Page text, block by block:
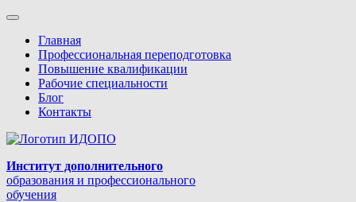
Главная
Профессиональная переподготовка
Повышение квалификации
Рабочие специальности
Блог
Контакты
Институт дополнительного
образования и профессионального
обучения